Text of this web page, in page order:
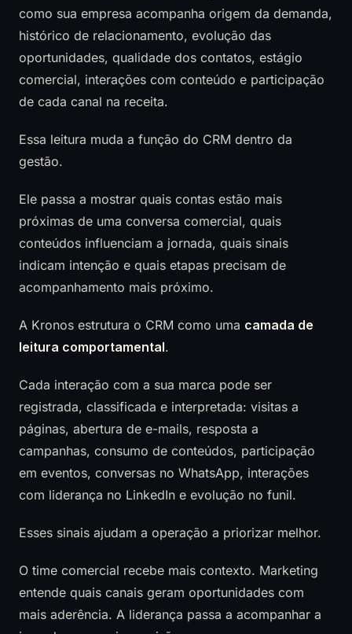
como sua empresa acompanha origem da demanda,
histórico de relacionamento, evolução das
oportunidades, qualidade dos contatos, estágio
comercial, interações com conteúdo e participação
de cada canal na receita.
Essa leitura muda a função do CRM dentro da
gestão.
Ele passa a mostrar quais contas estão mais
próximas de uma conversa comercial, quais
conteúdos influenciam a jornada, quais sinais
indicam intenção e quais etapas precisam de
acompanhamento mais próximo.
A Kronos estrutura o CRM como uma camada de
leitura comportamental.
Cada interação com a sua marca pode ser
registrada, classificada e interpretada: visitas a
páginas, abertura de e-mails, resposta a
campanhas, consumo de conteúdos, participação
em eventos, conversas no WhatsApp, interações
com liderança no LinkedIn e evolução no funil.
Esses sinais ajudam a operação a priorizar melhor.
O time comercial recebe mais contexto. Marketing
entende quais canais geram oportunidades com
mais aderência. A liderança passa a acompanhar a